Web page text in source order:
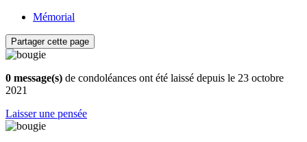
Mémorial
Partager cette page
0 message(s) de condoléances ont été laissé depuis le 23 octobre
2021
Laisser une pensée